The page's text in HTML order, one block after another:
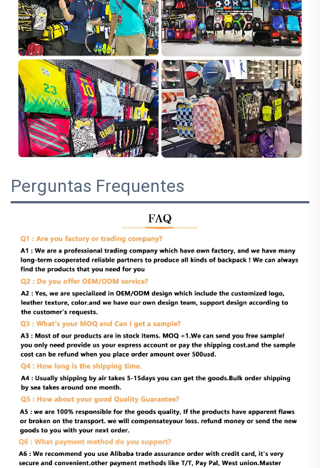
Perguntas Frequentes